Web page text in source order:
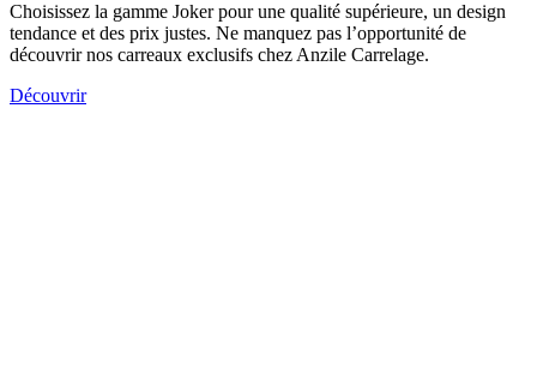
Choisissez la gamme Joker pour une qualité supérieure, un design
tendance et des prix justes. Ne manquez pas l’opportunité de
découvrir nos carreaux exclusifs chez Anzile Carrelage.
Découvrir